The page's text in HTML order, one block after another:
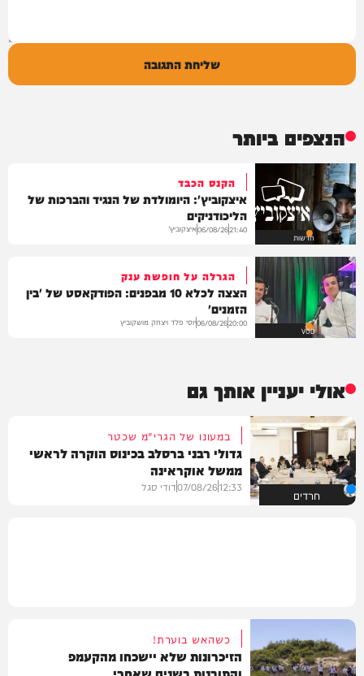
שליחת התגובה
הנצפים ביותר
חדשות
הקנס הכבד
איצקוביץ': היומולדת של הנגיד והברכות של
הליכודניקים
21:40
06/08/26איצקוביץ'
VOD
הגרלה על חופשת ענק
הצצה לכלא 10 מבפנים: הפודקאסט של 'בין
הזמנים'
20:00
06/08/26יוסי פלד ויצחק מושקוביץ
אולי יעניין אותך גם
חרדים
במעונו של הגרי"מ שכטר
גדולי רבני ברסלב בכינוס הוקרה לראשי
ממשל אוקראינה
12:33
07/08/26דודי סגל
כשהאש בוערת!
הזיכרונות שלא יישכחו מהקעמפ